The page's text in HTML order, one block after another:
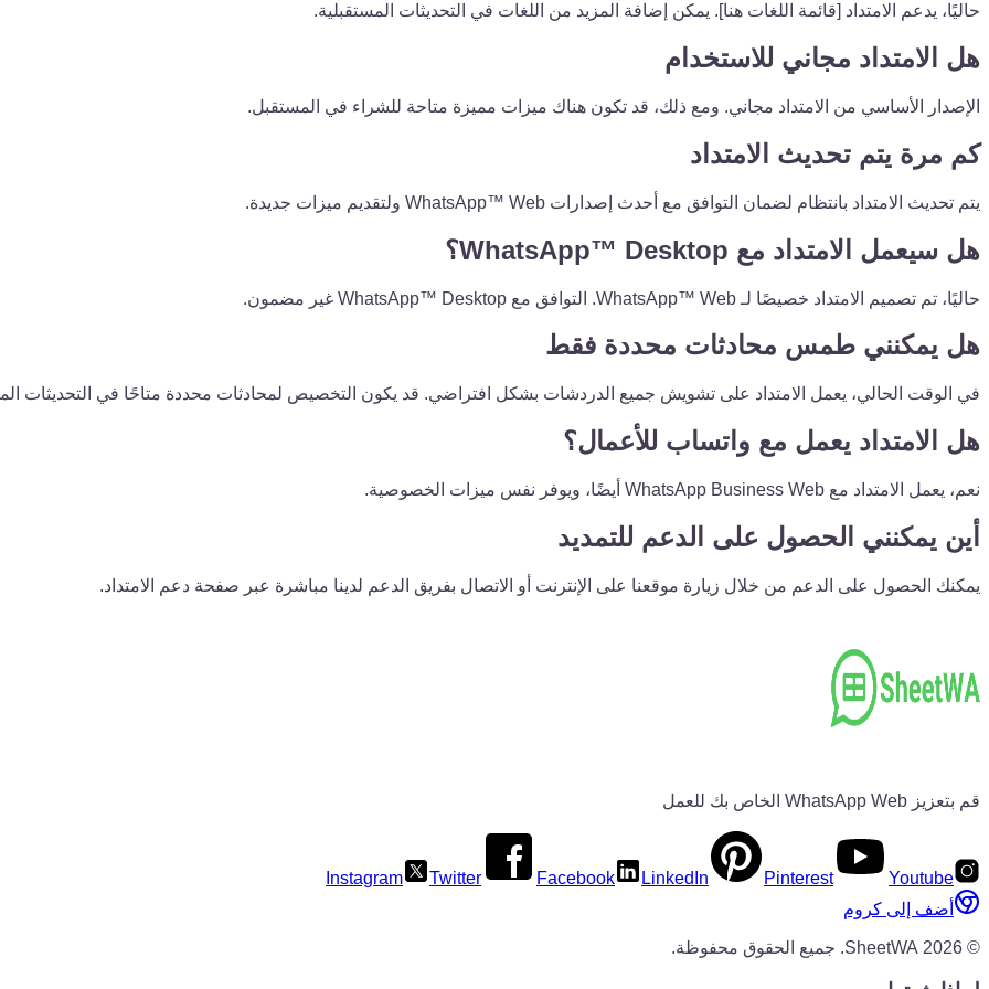
حاليًا، يدعم الامتداد [قائمة اللغات هنا]. يمكن إضافة المزيد من اللغات في التحديثات المستقبلية.
هل الامتداد مجاني للاستخدام
الإصدار الأساسي من الامتداد مجاني. ومع ذلك، قد تكون هناك ميزات مميزة متاحة للشراء في المستقبل.
كم مرة يتم تحديث الامتداد
يتم تحديث الامتداد بانتظام لضمان التوافق مع أحدث إصدارات WhatsApp™ Web ولتقديم ميزات جديدة.
هل سيعمل الامتداد مع WhatsApp™ Desktop؟
حاليًا، تم تصميم الامتداد خصيصًا لـ WhatsApp™ Web. التوافق مع WhatsApp™ Desktop غير مضمون.
هل يمكنني طمس محادثات محددة فقط
في الوقت الحالي، يعمل الامتداد على تشويش جميع الدردشات بشكل افتراضي. قد يكون التخصيص لمحادثات محددة متاحًا في التحديثات
هل الامتداد يعمل مع واتساب للأعمال؟
نعم، يعمل الامتداد مع WhatsApp Business Web أيضًا، ويوفر نفس ميزات الخصوصية.
أين يمكنني الحصول على الدعم للتمديد
يمكنك الحصول على الدعم من خلال زيارة موقعنا على الإنترنت أو الاتصال بفريق الدعم لدينا مباشرة عبر صفحة دعم الامتداد.
قم بتعزيز WhatsApp Web الخاص بك للعمل
Instagram Twitter Facebook LinkedIn Pinterest
Youtube
أضف إلى كروم
©
2026 جميع الحقوق محفوظة.